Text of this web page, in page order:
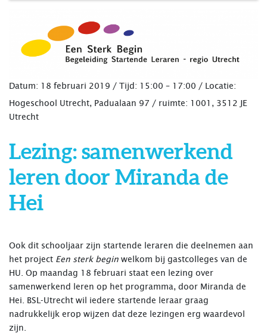
Datum: 18 februari 2019 / Tijd: 15:00 – 17:00 / Locatie:
Hogeschool Utrecht, Padualaan 97 / ruimte: 1001, 3512 JE
Utrecht
Lezing: samenwerkend
leren door Miranda de
Hei
Ook dit schooljaar zijn startende leraren die deelnemen aan
het project Een sterk begin welkom bij gastcolleges van de
HU. Op maandag 18 februari staat een lezing over
samenwerkend leren op het programma, door Miranda de
Hei. BSL-Utrecht wil iedere startende leraar graag
nadrukkelijk erop wijzen dat deze lezingen erg waardevol
zijn.